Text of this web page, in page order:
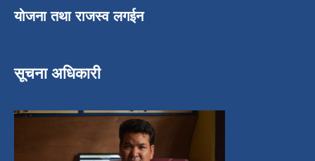
योजना तथा राजस्व लगईन
सूचना अधिकारी